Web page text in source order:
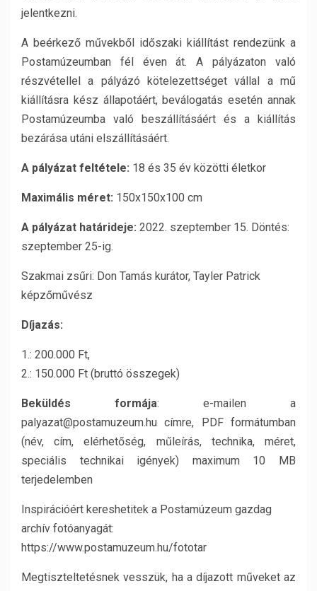
jelentkezni.
A beérkező művekből időszaki kiállítást rendezünk a
Postamúzeumban fél éven át. A pályázaton való
részvétellel a pályázó kötelezettséget vállal a mű
kiállításra kész állapotáért, beválogatás esetén annak
Postamúzeumba való beszállításáért és a kiállítás
bezárása utáni elszállításáért.
A pályázat feltétele: 18 és 35 év közötti életkor
Maximális méret: 150x150x100 cm​
A pályázat határideje: 2022. szeptember 15. Döntés:
szeptember 25-ig.
Szakmai zsűri: Don Tamás kurátor, Tayler Patrick
képzőművész
Díjazás:
1.: 200.000 Ft,
2.: 150.000 Ft (bruttó összegek)
Beküldés formája: e-mailen a
palyazat@postamuzeum.hu címre, PDF formátumban
(név, cím, elérhetőség, műleírás, technika, méret,
speciális technikai igények) maximum 10 MB
terjedelemben
Inspirációért kereshetitek a Postamúzeum gazdag
archív fotóanyagát:
https://www.postamuzeum.hu/fototar
Megtiszteltetésnek vesszük, ha a díjazott műveket az